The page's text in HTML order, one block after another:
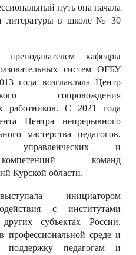
путь она начала
литературы в школе № 30
кафедры
систем ОГБУ
года возглавляла Центр
сопровождения
работников. С 2021 года
Центра непрерывного
мастерства педагогов,
управленческих и
команд
Курской области.
инициатором
с институтами
субъектах России,
профессиональной среде и
поддержку педагогам и